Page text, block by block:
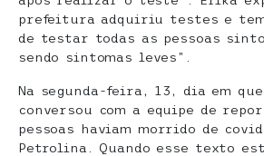
prefeitura adquiriu testes e
de testar todas as pessoas
sendo sintomas leves”.
Na segunda-feira, 13, dia em
conversou com a equipe de
pessoas haviam morrido de
Petrolina. Quando esse texto